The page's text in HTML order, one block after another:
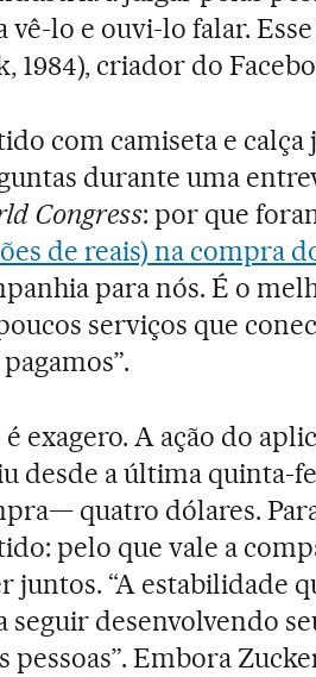
vê-lo e ouvi-lo falar.
1984), criador do
com camiseta e
durante uma
Congress: por que
de reais) na compra
para nós. É o
serviços que
é exagero. A ação do
desde a última quinta-
quatro dólares.
pelo que vale a
juntos. “A estabilidade
seguir desenvolvendo
pessoas”. Embora